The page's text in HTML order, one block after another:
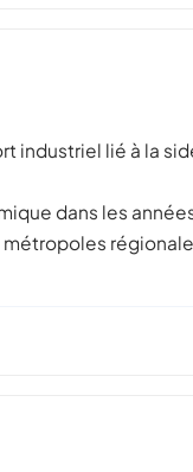
industriel lié à la
dans les